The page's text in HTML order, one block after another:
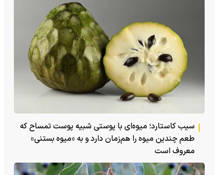
سیب کاستارد؛ میوه‌ای با پوستی شبیه پوست تمساح که
طعم چندین میوه را هم‌زمان دارد و به «میوه بستنی»
معروف است